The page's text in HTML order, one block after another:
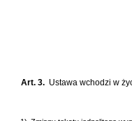
Art. 3. Ustawa wchodzi w